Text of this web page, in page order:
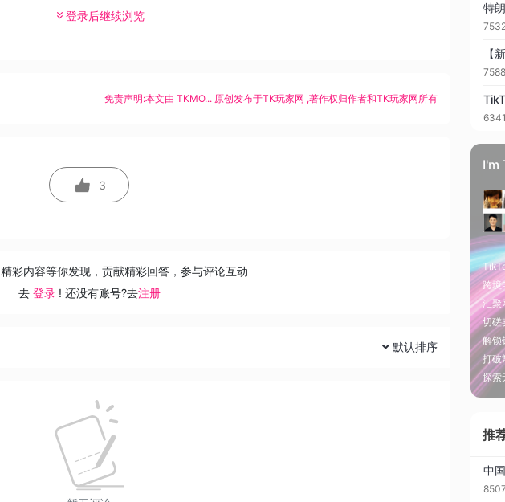
登录后继续浏览
免责声明:本文由 TKMO... 原创发布于TK玩家网 ,著作权归作者和TK玩家网所有
3
彩内容等你发现，贡献精彩回答，参与评论互动
去 登录 ! 还没有账号?去注册
默认排序
I'm
跨境
汇聚
切磋
解锁
打破
探索
推